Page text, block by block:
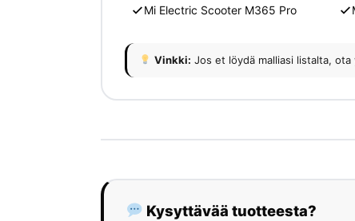
Mi Electric Scooter M365 Pro
Vinkki: Jos et löydä malliasi listalta,
Kysyttävää tuotteesta?